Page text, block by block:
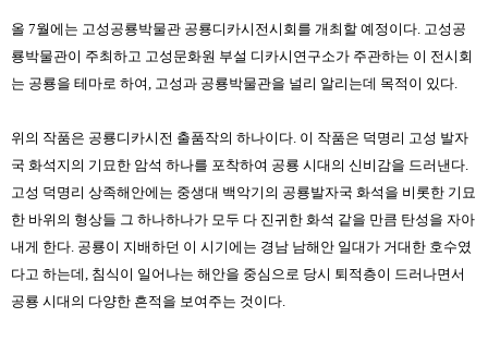
올 7월에는 고성공룡박물관 공룡디카시전시회를 개최할 예정이다. 고성공
룡박물관이 주최하고 고성문화원 부설 디카시연구소가 주관하는 이 전시회
는 공룡을 테마로 하여, 고성과 공룡박물관을 널리 알리는데 목적이 있다.
위의 작품은 공룡디카시전 출품작의 하나이다. 이 작품은 덕명리 고성 발자
국 화석지의 기묘한 암석 하나를 포착하여 공룡 시대의 신비감을 드러낸다.
고성 덕명리 상족해안에는 중생대 백악기의 공룡발자국 화석을 비롯한 기묘
한 바위의 형상들 그 하나하나가 모두 다 진귀한 화석 같을 만큼 탄성을 자아
내게 한다. 공룡이 지배하던 이 시기에는 경남 남해안 일대가 거대한 호수였
다고 하는데, 침식이 일어나는 해안을 중심으로 당시 퇴적층이 드러나면서
공룡 시대의 다양한 흔적을 보여주는 것이다.